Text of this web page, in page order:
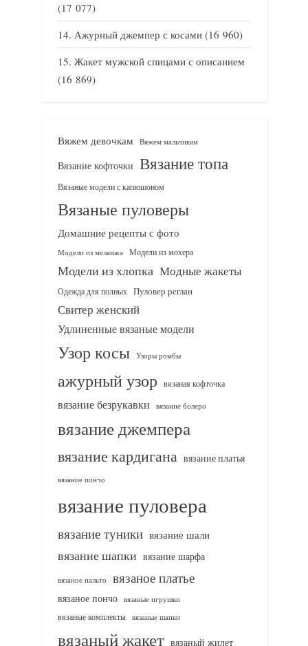
(17 077)
Ажурный джемпер с косами (16 960)
Жакет мужской спицами с описанием
(16 869)
Вяжем девочкам Вяжем мальчикам
Вязание кофточки Вязание топа
Вязаные модели с капюшоном
Вязаные пуловеры
Домашние рецепты с фото
Модели из меланжа Модели из мохера
Модели из хлопка Модные жакеты
Одежда для полных Пуловер реглан
Свитер женский
Удлиненные вязаные модели
Узор косы Узоры ромбы
ажурный узор вязаная кофточка
вязание безрукавки вязание болеро
вязание джемпера
вязание кардигана вязание платья
вязание пончо
вязание пуловера
вязание туники вязание шали
вязание шапки вязание шарфа
вязаное пальто вязаное платье
вязаное пончо вязаные игрушки
вязаные комплекты
вязаные шапки
вязаный жакет вязаный жилет